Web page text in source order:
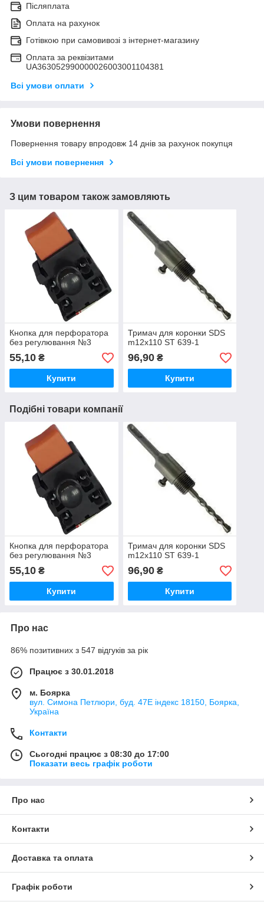
Післяплата
Оплата на рахунок
Готівкою при самовивозі з інтернет-магазину
Оплата за реквізитами
UA363052990000026003001104381
Всі умови оплати
Умови повернення
Повернення товару впродовж 14 днів за рахунок покупця
Всі умови повернення
З цим товаром також замовляють
Кнопка для перфоратора
без регулювання №3
55,10 ₴
Купити
Тримач для коронки SDS
m12x110 ST 639-1
96,90₴
Купити
Подібні товари компанії
Кнопка для перфоратора
без регулювання №3
55,10 ₴
Купити
Тримач для коронки SDS
m12x110 ST 639-1
96,90₴
Купити
Про нас
86% позитивних з 547 відгуків за рік
Працює з 30.01.2018
м. Боярка
вул. Симона Петлюри, буд. 47Е індекс 18150, Боярка,
Україна
Контакти
Сьогодні працює з 08:30 до 17:00
Показати весь графік роботи
Про нас
Контакти
Доставка та оплата
Графік роботи